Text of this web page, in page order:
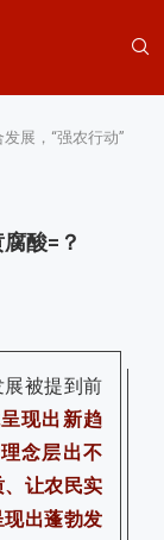
展，“强农行动”
酸=？
被提到前
现出新趋
念层出不
让农民实
出蓬勃发